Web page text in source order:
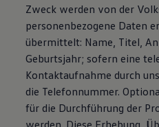
Zweck werden von der
personenbezogene Daten
übermittelt: Name, Titel,
Geburtsjahr; sofern eine
Kontaktaufnahme durch
die Telefonnummer.
für die Durchführung der
werden. Diese Erhebung,